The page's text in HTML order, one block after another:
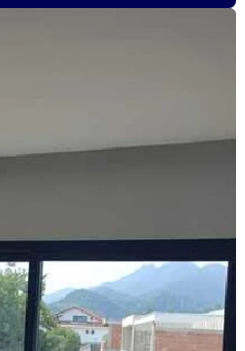
de giro em são paulo
multilaminado
alumínio
alumínio sobreposta